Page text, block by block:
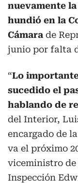
nuevamente
hundió en la
Cámara de
junio por falta
“Lo
sucedido el
hablando de
del Interior,
encargado de
va el próximo
viceministro de
Inspección